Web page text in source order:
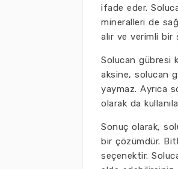
ifade eder.
mineralleri de
alır ve verimli bir
Solucan gübresi
aksine, solucan
yaymaz. Ayrıca
olarak da
Sonuç olarak,
bir çözümdür.
seçenektir.